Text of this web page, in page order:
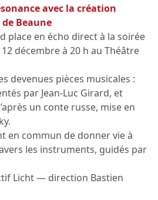
avec la création
Beaune
place en écho direct à la soirée
décembre à 20 h au Théâtre
devenues pièces musicales :
par Jean-Luc Girard, et
un conte russe, mise en
en commun de donner vie à
les instruments, guidés par
Licht — direction Bastien